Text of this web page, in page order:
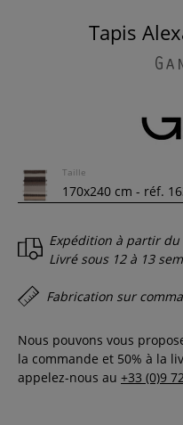
Tapis
Taille
Expédition à partir du
Livré sous 12 à 13
Fabrication sur
Nous pouvons vous
la commande et 50% à la
appelez-nous au +33 (0)9